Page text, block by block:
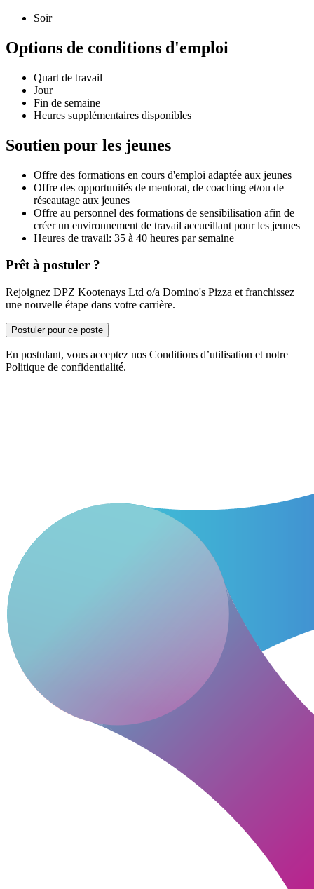
Soir
Options de conditions d'emploi
Quart de travail
Jour
Fin de semaine
Heures supplémentaires disponibles
Soutien pour les jeunes
Offre des formations en cours d'emploi adaptée aux jeunes
Offre des opportunités de mentorat, de coaching et/ou de
réseautage aux jeunes
Offre au personnel des formations de sensibilisation afin de
créer un environnement de travail accueillant pour les jeunes
Heures de travail: 35 à 40 heures par semaine
Prêt à postuler ?
Rejoignez DPZ Kootenays Ltd o/a Domino's Pizza et franchissez
une nouvelle étape dans votre carrière.
Postuler pour ce poste
En postulant, vous acceptez nos Conditions d’utilisation et notre
Politique de confidentialité.